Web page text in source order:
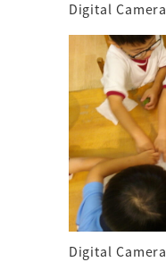
Digital Camera
Digital Camera